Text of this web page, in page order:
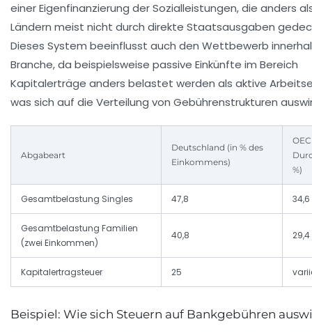
einer Eigenfinanzierung der Sozialleistungen, die anders
Ländern meist nicht durch direkte Staatsausgaben
Dieses System beeinflusst auch den Wettbewerb
Branche, da beispielsweise passive Einkünfte im Bereich
Kapitalerträge anders belastet werden als aktive
was sich auf die Verteilung von Gebührenstrukturen
Abgabeart
Deutschland (in % des
Einkommens)
%)
Gesamtbelastung Singles 47,8 34,6
Gesamtbelastung Familien
(zwei Einkommen)
40,8 29,4
Kapitalertragsteuer 25
Beispiel: Wie sich Steuern auf Bankgebühren